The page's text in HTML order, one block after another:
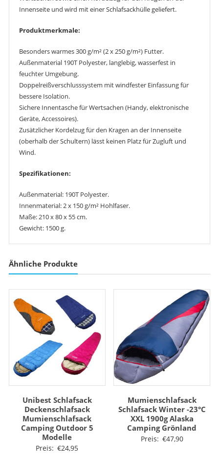
Innenseite und wird mit einer Schlafsackhülle geliefert.
Produktmerkmale:
Besonders warmes 300 g/m² (2 x 250 g/m²) Futter.
Außenmaterial 190T Polyester, langlebig, wasserfest in
feuchter Umgebung.
Doppelreißverschlusssystem mit windfester Einfassung für
bessere Isolation.
Sichere Innentasche für Wertsachen (Handy, elektronische
Geräte, Accessoires).
Zusätzlicher Kordelzug für den Kragen an der Innenseite
(oberhalb der Schultern) lässt keinen Platz für Zugluft und
Wind.
Spezifikationen:
Außenmaterial: 190T Polyester.
Innenmaterial: 2 x 150 g/m² Hohlfaser.
Maße: 210 x 80 x 55 cm.
Gewicht: 1500 g.
Ähnliche Produkte
Unibest Schlafsack
Deckenschlafsack
Mumienschlafsack
Camping Outdoor 5
Modelle
Preis: €24,95
Mumienschlafsack
Schlafsack Winter -23°C
XXL 1900g Alaska
Camping Grönland
Preis: €47,90